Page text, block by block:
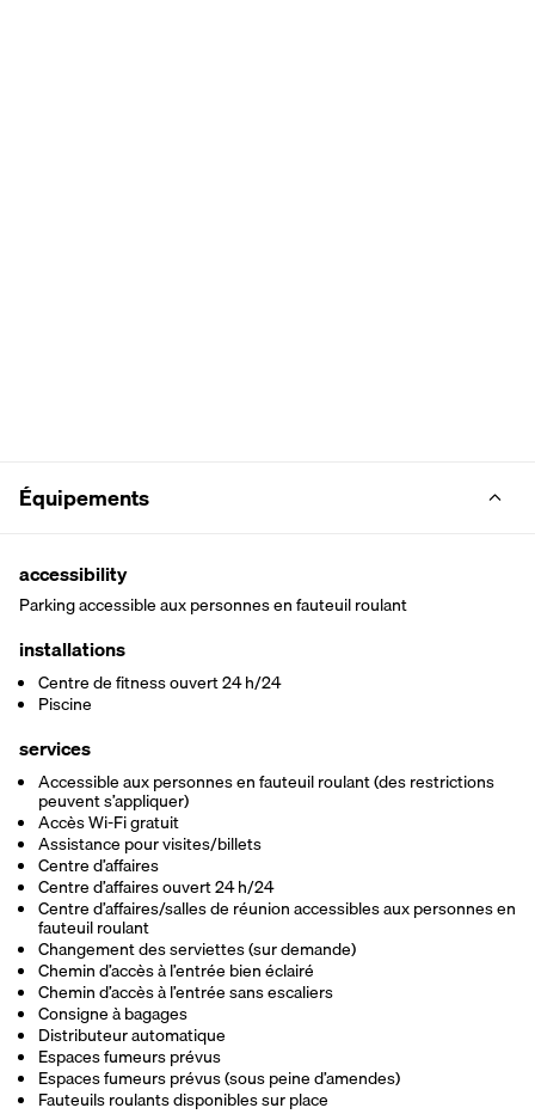
Équipements
accessibility
Parking accessible aux personnes en fauteuil roulant
installations
Centre de fitness ouvert 24 h/24
Piscine
services
Accessible aux personnes en fauteuil roulant (des restrictions
peuvent s’appliquer)
Accès Wi-Fi gratuit
Assistance pour visites/billets
Centre d’affaires
Centre d’affaires ouvert 24 h/24
Centre d’affaires/salles de réunion accessibles aux personnes en
fauteuil roulant
Changement des serviettes (sur demande)
Chemin d’accès à l’entrée bien éclairé
Chemin d’accès à l’entrée sans escaliers
Consigne à bagages
Distributeur automatique
Espaces fumeurs prévus
Espaces fumeurs prévus (sous peine d’amendes)
Fauteuils roulants disponibles sur place